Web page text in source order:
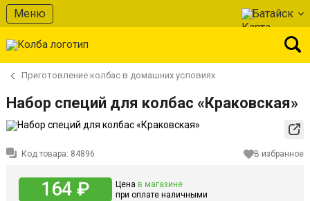
Меню Батайск
Приготовление колбас в домашних условиях
Набор специй для колбас «Краковская»
Код товара: 84896 В избранное
164 ₽ Цена в магазине
при оплате наличными